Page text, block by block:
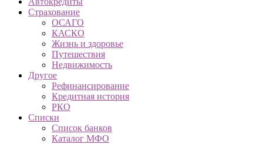
Страхование
ОСАГО
КАСКО
Жизнь и здоровье
Путешествия
Недвижимость
Другое
Рефинансирование
Кредитная история
РКО
Списки
Список банков
Каталог МФО